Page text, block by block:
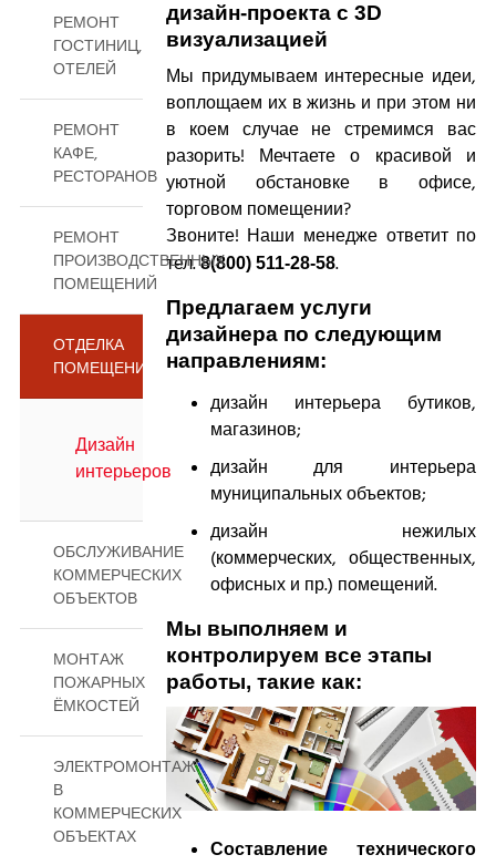
дизайн-проекта с 3D
визуализацией
Мы придумываем интересные идеи,
воплощаем их в жизнь и при этом ни
в коем случае не стремимся вас
разорить! Мечтаете о красивой и
уютной обстановке в офисе,
торговом помещении?
Звоните! Наши менедже ответит по
тел.8(800) 511-28-58.
Предлагаем услуги
дизайнера по следующим
направлениям:
дизайн интерьера бутиков,
магазинов;
дизайн для интерьера
муниципальных объектов;
дизайн нежилых
(коммерческих, общественных,
офисных и пр.) помещений.
Мы выполняем и
контролируем все этапы
работы, такие как:
Составление технического
РЕМОНТ
ГОСТИНИЦ,
ОТЕЛЕЙ
РЕМОНТ
КАФЕ,
РЕСТОРАНОВ
РЕМОНТ
ПРОИЗВОДСТВЕННЫХ
ПОМЕЩЕНИЙ
ОТДЕЛКА
ПОМЕЩЕНИЙ
Дизайн
интерьеров
ОБСЛУЖИВАНИЕ
КОММЕРЧЕСКИХ
ОБЪЕКТОВ
МОНТАЖ
ПОЖАРНЫХ
ЁМКОСТЕЙ
ЭЛЕКТРОМОНТАЖ
В
КОММЕРЧЕСКИХ
ОБЪЕКТАХ